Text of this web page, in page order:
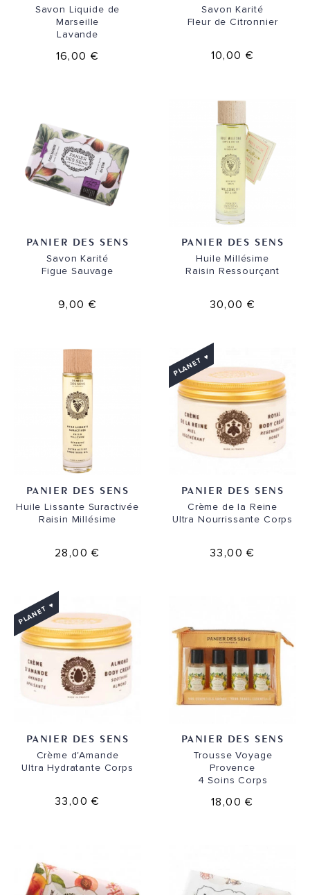
Savon Liquide de
Marseille
Lavande
16,00 €
Savon Karité
Fleur de Citronnier
10,00 €
PANIER DES SENS
Savon Karité
Figue Sauvage
9,00 €
PANIER DES SENS
Huile Millésime
Raisin Ressourçant
30,00 €
PANIER DES SENS
Huile Lissante Suractivée
Raisin Millésime
28,00 €
PLANET ♥
PANIER DES SENS
Crème de la Reine
Ultra Nourrissante Corps
33,00 €
PLANET ♥
PANIER DES SENS
Crème d'Amande
Ultra Hydratante Corps
33,00 €
PANIER DES SENS
Trousse Voyage
Provence
4 Soins Corps
18,00 €